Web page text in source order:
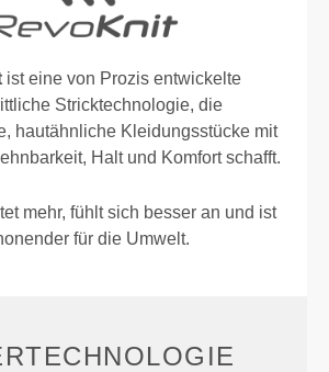
ist eine von Prozis entwickelte
Stricktechnologie, die
hautähnliche Kleidungsstücke mit
Halt und Komfort schafft.
mehr, fühlt sich besser an und ist
für die Umwelt.